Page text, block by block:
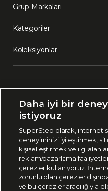
Grup Markaları
Kategoriler
Koleksiyonlar
🇹🇷 Türkiye
444 37 36
Uygulamadan Takip Edin
Daha iyi bir
istiyoruz
SuperStep olarak, internet
deneyiminizi iyileştirmek,
kişiselleştirmek ve ilgi
reklam/pazarlama
çerezler kullanıyoruz.
zorunlu olan çerezler
ve bu çerezler aracılığıyla